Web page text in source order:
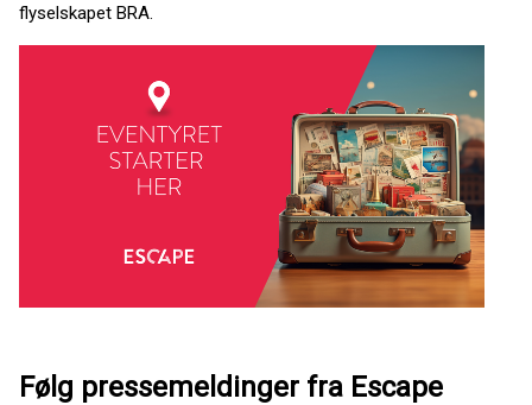
flyselskapet BRA.
Følg pressemeldinger fra Escape